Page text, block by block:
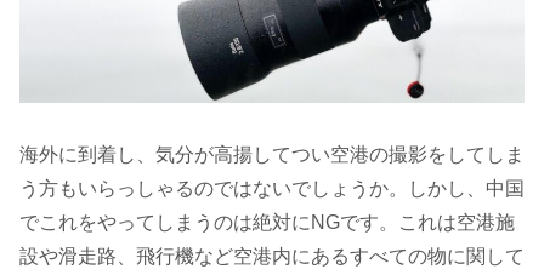
海外に到着し、気分が高揚してつい空港の撮影をしてしま
う方もいらっしゃるのではないでしょうか。しかし、中国
でこれをやってしまうのは絶対にNGです。これは空港施
設や滑走路、飛行機など空港内にあるすべての物に関して